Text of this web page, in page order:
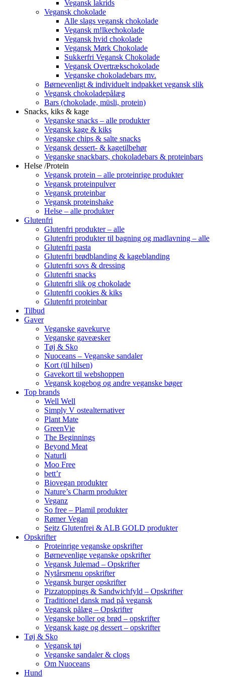
Vegansk lakrids
Vegansk chokolade
Alle slags vegansk chokolade
Vegansk m!lkechokolade
Vegansk hvid chokolade
Vegansk Mørk Chokolade
Sukkerfri Vegansk Chokolade
Vegansk Overtrækschokolade
Veganske chokoladebars mv.
Børnevenligt & individuelt indpakket vegansk slik
Vegansk chokoladepålæg
Bars (chokolade, müsli, protein)
Snacks, kiks & kage
Veganske snacks – alle produkter
Vegansk kage & kiks
Veganske chips & salte snacks
Vegansk dessert- & kagetilbehør
Veganske snackbars, chokoladebars & proteinbars
Helse /Protein
Vegansk protein – alle proteinrige produkter
Vegansk proteinpulver
Vegansk proteinbar
Vegansk proteinshake
Helse – alle produkter
Glutenfri
Glutenfri produkter – alle
Glutenfri produkter til bagning og madlavning – alle
Glutenfri pasta
Glutenfri brødblanding & kageblanding
Glutenfri sovs & dressing
Glutenfri snacks
Glutenfri slik og chokolade
Glutenfri cookies & kiks
Glutenfri proteinbar
Tilbud
Gaver
Veganske gavekurve
Veganske gaveæsker
Tøj & Sko
Nuoceans – Veganske sandaler
Kort (til hilsen)
Gavekort til webshoppen
Vegansk kogebog og andre veganske bøger
Top brands
Well Well
Simply V ostealternativer
Plant Mate
GreenVie
The Beginnings
Beyond Meat
Naturli
Moo Free
bett’r
Biovegan produkter
Nature’s Charm produkter
Veganz
So free – Plamil produkter
Rømer Vegan
Seitz Glutenfrei & ALB GOLD produkter
Opskrifter
Proteinrige veganske opskrifter
Børnevenlige veganske opskrifter
Vegansk Julemad – Opskrifter
Nytårsmenu opskrifter
Vegansk burger opskrifter
Pizzatoppings & Sandwichfyld – Opskrifter
Traditionel dansk mad på vegansk
Vegansk pålæg – Opskrifter
Veganske boller og brød – opskrifter
Vegansk kage og dessert – opskrifter
Tøj & Sko
Vegansk tøj
Veganske sandaler & clogs
Om Nuoceans
Hund